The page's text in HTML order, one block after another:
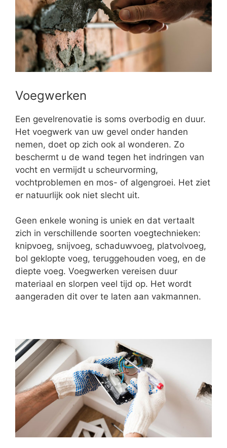
Voegwerken
Een gevelrenovatie is soms overbodig en duur.
Het voegwerk van uw gevel onder handen
nemen, doet op zich ook al wonderen. Zo
beschermt u de wand tegen het indringen van
vocht en vermijdt u scheurvorming,
vochtproblemen en mos- of algengroei. Het ziet
er natuurlijk ook niet slecht uit.
Geen enkele woning is uniek en dat vertaalt
zich in verschillende soorten voegtechnieken:
knipvoeg, snijvoeg, schaduwvoeg, platvolvoeg,
bol geklopte voeg, teruggehouden voeg, en de
diepte voeg. Voegwerken vereisen duur
materiaal en slorpen veel tijd op. Het wordt
aangeraden dit over te laten aan vakmannen.